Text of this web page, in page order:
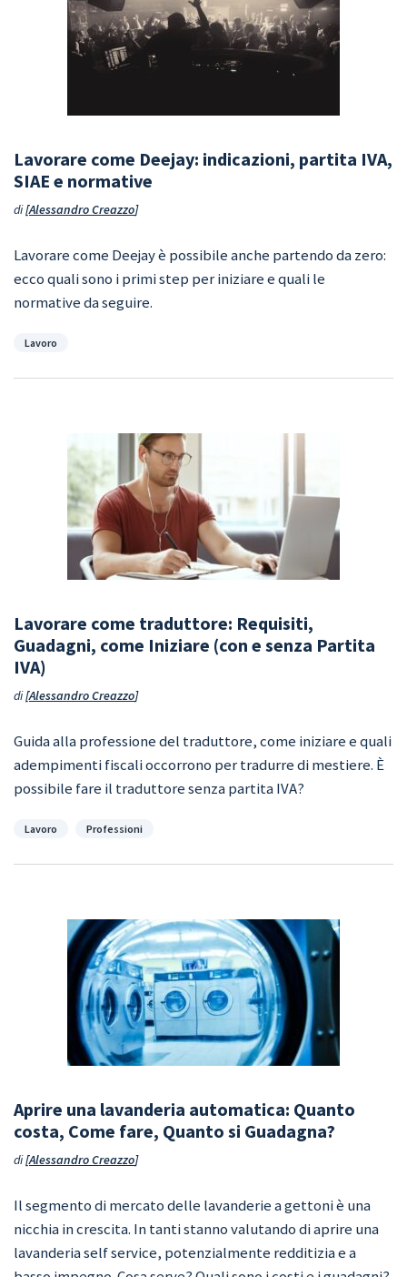
Lavorare come Deejay: indicazioni, partita IVA,
SIAE e normative
di Alessandro Creazzo
Lavorare come Deejay è possibile anche partendo da zero:
ecco quali sono i primi step per iniziare e quali le
normative da seguire.
Categorie
Lavoro
Lavorare come traduttore: Requisiti,
Guadagni, come Iniziare (con e senza Partita
IVA)
di Alessandro Creazzo
Guida alla professione del traduttore, come iniziare e quali
adempimenti fiscali occorrono per tradurre di mestiere. È
possibile fare il traduttore senza partita IVA?
Categorie
Lavoro Professioni
Aprire una lavanderia automatica: Quanto
costa, Come fare, Quanto si Guadagna?
di Alessandro Creazzo
Il segmento di mercato delle lavanderie a gettoni è una
nicchia in crescita. In tanti stanno valutando di aprire una
lavanderia self service, potenzialmente redditizia e a